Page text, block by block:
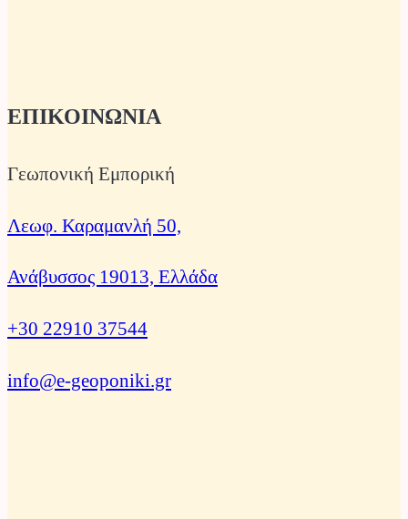
ΕΠΙΚΟΙΝΩΝΙΑ
Γεωπονική Εμπορική
Λεωφ. Καραμανλή 50,
Ανάβυσσος 19013, Ελλάδα
+30 22910 37544
info@e-geoponiki.gr